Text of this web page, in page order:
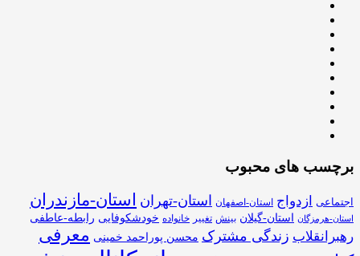
برچسب های محبوب
اجتماعی ازدواج استان-اصفهان استان-تهران استان-مازندران
استان-هرمزگان استان-گیلان بینش تغییر خانواده خودشکوفایی رابطه-عاطفی
رهبرانقلاب زندگی مشترک محسن پوراحمد خمینی معرفی